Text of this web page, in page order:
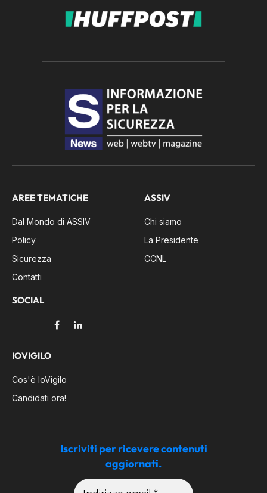
AREE TEMATICHE
Dal Mondo di ASSIV
Policy
Sicurezza
Contatti
SOCIAL
FacebookLinkedIn
ASSIV
Chi siamo
La Presidente
CCNL
IOVIGILO
Cos'è IoVigilo
Candidati ora!
Iscriviti per ricevere contenuti
aggiornati.